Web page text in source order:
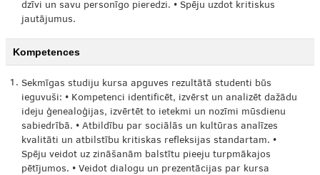
dzīvi un savu personīgo pieredzi. • Spēju uzdot kritiskus
jautājumus.
Kompetences
1. Sekmīgas studiju kursa apguves rezultātā studenti būs
ieguvuši: • Kompetenci identificēt, izvērst un analizēt dažādu
ideju ģenealoģijas, izvērtēt to ietekmi un nozīmi mūsdienu
sabiedrībā. • Atbildību par sociālās un kultūras analīzes
kvalitāti un atbilstību kritiskas refleksijas standartam. •
Spēju veidot uz zināšanām balstītu pieeju turpmākajos
pētījumos. • Veidot dialogu un prezentācijas par kursa